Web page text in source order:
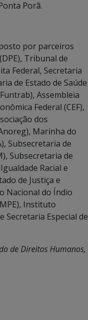
Porã.
por parceiros
Tribunal de
Federal, Secretaria
de Estado de Saúde
Assembleia
Federal (CEF),
dos
Marinha do
Subsecretaria de
Subsecretaria de
Racial e
de Justiça e
Nacional do Índio
Instituto
Secretaria Especial de
de Direitos Humanos,